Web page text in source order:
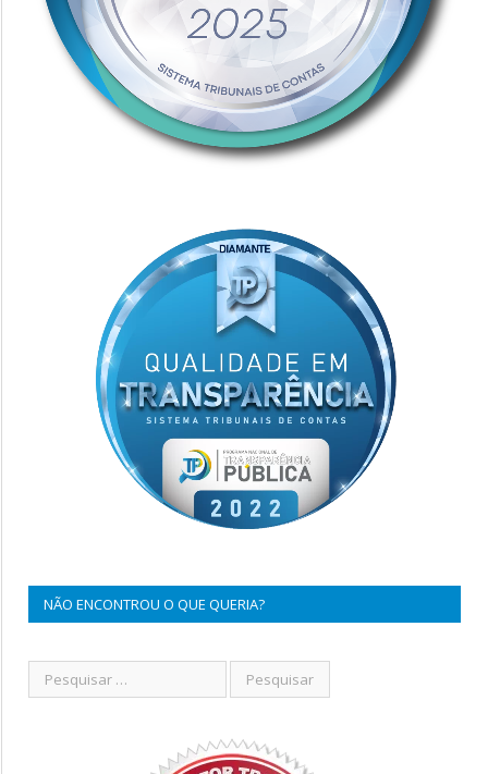
NÃO ENCONTROU O QUE QUERIA?